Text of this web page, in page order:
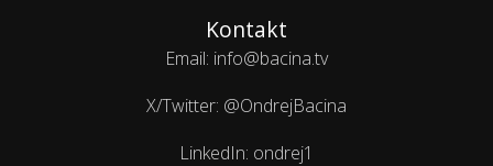
Kontakt
Email: info@bacina.tv
X/Twitter: @OndrejBacina
LinkedIn: ondrej1